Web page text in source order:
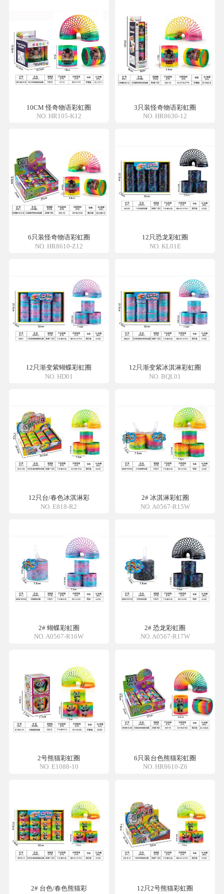
10CM 怪奇物语彩虹圈
NO. HR105-K12
3只装怪奇物语彩虹圈
NO. HR8630-12
6只装怪奇物语彩虹圈
NO. HR8610-Z12
12只恐龙彩虹圈
NO. KL01E
12只渐变紫蝴蝶彩虹圈
NO. HD01
12只渐变紫冰淇淋彩虹圈
NO. BQL01
12只台/春色冰淇淋彩
NO. E818-R2
2# 冰淇淋彩虹圈
NO. A0567-R15W
2# 蝴蝶彩虹圈
NO. A0567-R16W
2# 恐龙彩虹圈
NO. A0567-R17W
2号熊猫彩虹圈
NO. E1088-10
6只装台色熊猫彩虹圈
NO. HR8610-Z6
2# 台色/春色熊猫彩
12只2号熊猫彩虹圈